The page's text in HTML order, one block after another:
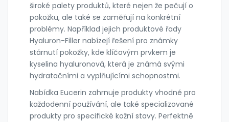
široké palety produktů, které nejen že pečují o
pokožku, ale také se zaměřují na konkrétní
problémy. Například jejich produktové řady
Hyaluron-Filler nabízejí řešení pro známky
stárnutí pokožky, kde klíčovým prvkem je
kyselina hyaluronová, která je známá svými
hydratačními a vyplňujícími schopnostmi.
Nabídka Eucerin zahrnuje produkty vhodné pro
každodenní používání, ale také specializované
produkty pro specifické kožní stavy. Perfektně